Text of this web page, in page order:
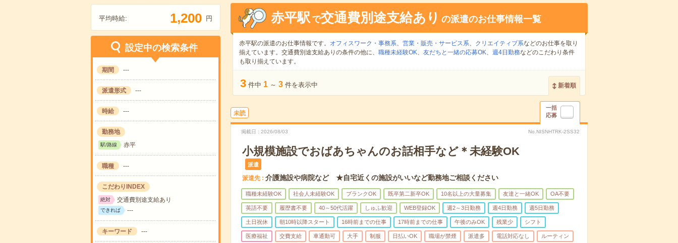
平均時給: 1,200 円
設定中の検索条件
期間 ---
派遣形式 ---
時給 ---
勤務地
駅/路線 赤平
職種 ---
こだわりINDEX
絶対 交通費別途支給あり
できれば ---
キーワード ---
赤平駅 で交通費別途支給あり の派遣のお仕事情報一覧
赤平駅の派遣のお仕事情報です。 オフィスワーク・事務系、 営業・販売・サービス系、 クリエイティブ系などのお仕事を取り
揃えています。交通費別途支給ありの条件の他に、 職種未経験OK、 友だちと一緒の応募OK、 週4日勤務などのこだわり条件
も取り揃えています。
3 件中 1 ～ 3 件を表示中 新着順
未読
一括
応募
掲載日 2026/08/03 No.NISNHTRK-2SS32
小規模施設でおばあちゃんのお話相手など＊未経験OK
派遣
派遣先 介護施設や病院など ★自宅近くの施設がいいなど勤務地ご相談ください
職種未経験OK 社会人未経験OK ブランクOK 既卒第二新卒OK 10名以上の大量募集 友達と一緒OK OA不要
英語不要 履歴書不要 40～50代活躍 しゅふ歓迎 WEB登録OK 週2～3日勤務 週4日勤務 週5日勤務
土日祝休 朝10時以降スタート 16時前までの仕事 17時前までの仕事 午後のみOK 残業少 シフト
医療福祉 交費支給 車通勤可 大手 制服 日払いOK 職場が禁煙 派遣多 電話対応なし ルーティン